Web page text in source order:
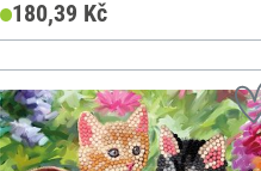
180,39 Kč